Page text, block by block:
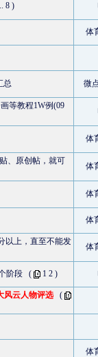
.. 8 )
体
总 微
等教程1W例(09
体
、原创帖，就可
体
体
体
以上，直至不能发
体
阶段 ( 1 2 )
风云人物评选 (
体